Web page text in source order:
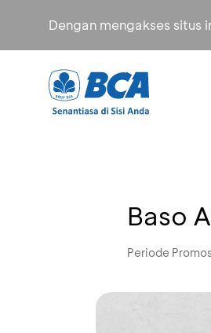
Dengan mengakses situs
Baso
Periode